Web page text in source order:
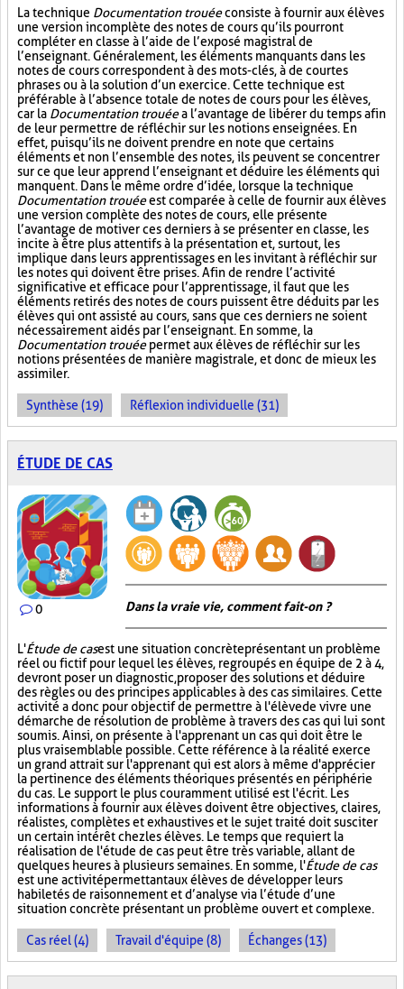
La technique Documentation trouéeconsiste à fournir aux élèves
une version incomplète des notes de cours qu’ils pourront
compléter en classe à l’aide de l’exposé magistral de
l’enseignant. Généralement, les éléments manquants dans les
notes de cours correspondent à des mots-clés, à de courtes
phrases ou à la solution d’un exercice. Cette technique est
préférable à l’absence totale de notes de cours pour les élèves,
car la Documentation trouéea l’avantage de libérer du temps afin
de leur permettre de réfléchir sur les notions enseignées. En
effet, puisqu’ils ne doivent prendre en note que certains
éléments et non l’ensemble des notes, ils peuvent se concentrer
sur ce que leur apprend l’enseignant et déduire les éléments qui
manquent. Dans le même ordre d’idée, lorsque la technique
Documentation trouéeest comparée à celle de fournir aux élèves
une version complète des notes de cours, elle présente
l’avantage de motiver ces derniers à se présenter en classe, les
incite à être plus attentifs à la présentation et, surtout, les
implique dans leurs apprentissages en les invitant à réfléchir sur
les notes qui doivent être prises. Afin de rendre l’activité
significative et efficace pour l’apprentissage, il faut que les
éléments retirés des notes de cours puissent être déduits par les
élèves qui ont assisté au cours, sans que ces derniers ne soient
nécessairement aidés par l’enseignant. En somme, la
Documentation trouéepermet aux élèves de réfléchir sur les
notions présentées de manière magistrale, et donc de mieux les
assimiler.
Synthèse (19) Réflexion individuelle (31)
ÉTUDE DE CAS
0 Dans la vraie vie, comment fait-on ?
L'Étude de casest une situation concrète présentant un problème
réel ou fictif pour lequel les élèves, regroupés en équipe de 2 à 4,
devront poser un diagnostic, proposer des solutions et déduire
des règles ou des principes applicables à des cas similaires. Cette
activité a donc pour objectif de permettre à l'élève de vivre une
démarche de résolution de problème à travers des cas qui lui sont
soumis. Ainsi, on présente à l'apprenant un cas qui doit être le
plus vraisemblable possible. Cette référence à la réalité exerce
un grand attrait sur l'apprenant qui est alors à même d'apprécier
la pertinence des éléments théoriques présentés en périphérie
du cas. Le support le plus couramment utilisé est l'écrit. Les
informations à fournir aux élèves doivent être objectives, claires,
réalistes, complètes et exhaustives et le sujet traité doit susciter
un certain intérêt chez les élèves. Le temps que requiert la
réalisation de l'étude de cas peut être très variable, allant de
quelques heures à plusieurs semaines. En somme, l'Étude de cas
est une activité permettant aux élèves de développer leurs
habiletés de raisonnement et d’analyse via l’étude d’une
situation concrète présentant un problème ouvert et complexe.
Cas réel (4) Travail d'équipe (8) Échanges (13)